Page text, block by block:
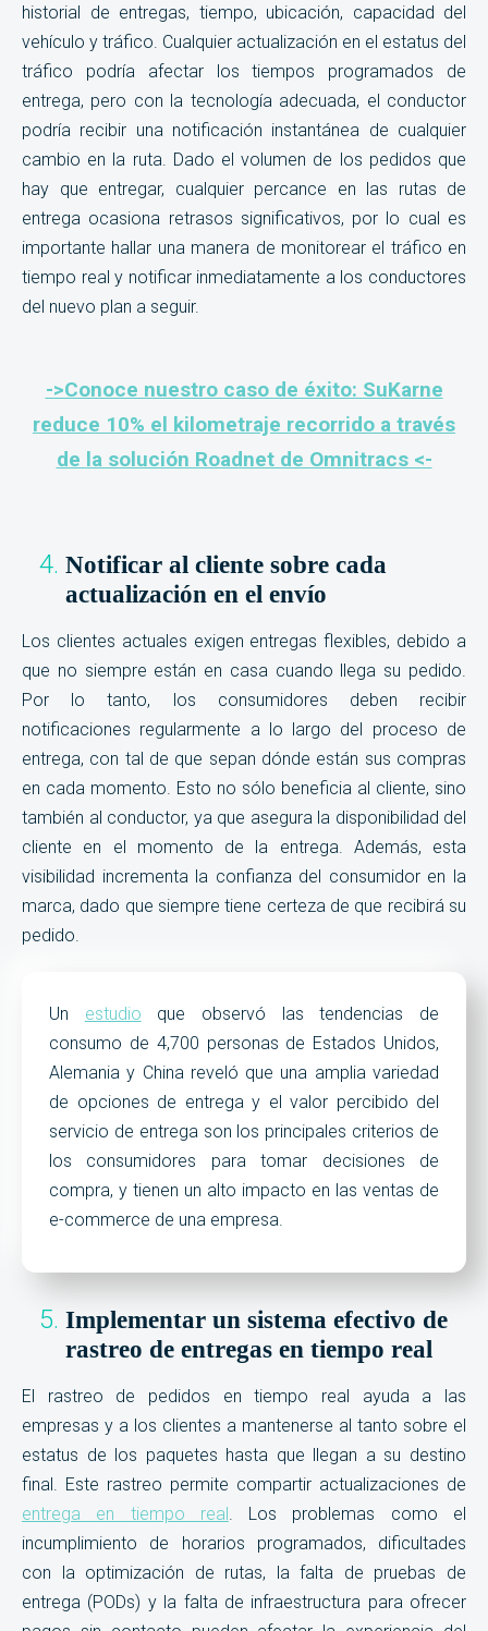
historial de entregas, tiempo, ubicación, capacidad del
vehículo y tráfico. Cualquier actualización en el estatus del
tráfico podría afectar los tiempos programados de
entrega, pero con la tecnología adecuada, el conductor
podría recibir una notificación instantánea de cualquier
cambio en la ruta. Dado el volumen de los pedidos que
hay que entregar, cualquier percance en las rutas de
entrega ocasiona retrasos significativos, por lo cual es
importante hallar una manera de monitorear el tráfico en
tiempo real y notificar inmediatamente a los conductores
del nuevo plan a seguir.
->Conoce nuestro caso de éxito: SuKarne
reduce 10% el kilometraje recorrido a través
de la solución Roadnet de Omnitracs <-
Notificar al cliente sobre cada
actualización en el envío
Los clientes actuales exigen entregas flexibles, debido a
que no siempre están en casa cuando llega su pedido.
Por lo tanto, los consumidores deben recibir
notificaciones regularmente a lo largo del proceso de
entrega, con tal de que sepan dónde están sus compras
en cada momento. Esto no sólo beneficia al cliente, sino
también al conductor, ya que asegura la disponibilidad del
cliente en el momento de la entrega. Además, esta
visibilidad incrementa la confianza del consumidor en la
marca, dado que siempre tiene certeza de que recibirá su
pedido.
Un estudio
que observó las tendencias de
consumo de 4,700 personas de Estados Unidos,
Alemania y China reveló que una amplia variedad
de opciones de entrega y el valor percibido del
servicio de entrega son los principales criterios de
los consumidores para tomar decisiones de
compra, y tienen un alto impacto en las ventas de
e-commerce de una empresa.
Implementar un sistema efectivo de
rastreo de entregas en tiempo real
El rastreo de pedidos en tiempo real ayuda a las
empresas y a los clientes a mantenerse al tanto sobre el
estatus de los paquetes hasta que llegan a su destino
final. Este rastreo permite compartir actualizaciones de
entrega en tiempo real. Los problemas como el
incumplimiento de horarios programados, dificultades
con la optimización de rutas, la falta de pruebas de
entrega (PODs) y la falta de infraestructura para ofrecer